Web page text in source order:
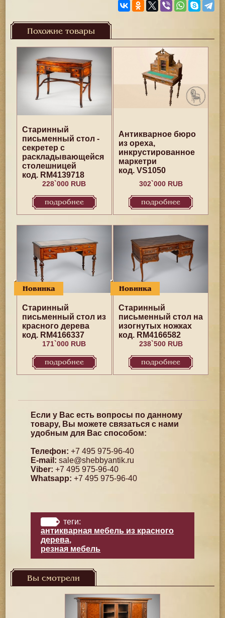
Похожие товары
Старинный
письменный стол -
секретер с
раскладывающейся
столешницей
код. RM4139718
228`000 RUB
подробнее
Антикварное бюро
из ореха,
инкрустированное
маркетри
код. VS1050
302`000 RUB
подробнее
Новинка
Старинный
письменный стол из
красного дерева
код. RM4166337
171`000 RUB
подробнее
Новинка
Старинный
письменный стол на
изогнутых ножках
код. RM4166582
238`500 RUB
подробнее
Если у Вас есть вопросы по данному
товару, Вы можете связаться с нами
удобным для Вас способом:
Телефон: +7 495 975-96-40
E-mail: sale@shebbyantik.ru
Viber: +7 495 975-96-40
Whatsapp: +7 495 975-96-40
теги:
антикварная мебель из красного
дерева,
резная мебель
Вы смотрели